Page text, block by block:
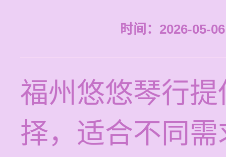
时间：2026-05-
福州悠悠琴行
择，适合不同